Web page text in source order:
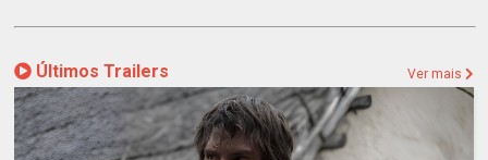
Últimos Trailers Ver mais